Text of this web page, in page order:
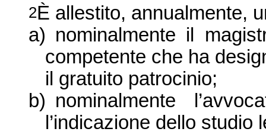
2È allestito, annualmente,
a) nominalmente il
competente che ha
il gratuito patrocinio;
b) nominalmente
l’indicazione dello